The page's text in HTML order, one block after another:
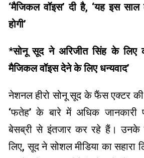
‘मैजिकल वॉइस’ दी है, ‘यह इस
होगी’
*सोनू सूद ने अरिजीत सिंह के लिए
मैजिकल वॉइस देने के लिए धन्यवाद’
नेशनल हीरो सोनू सूद के फैंस एक्टर
‘फतेह’ के बारे में अधिक जानकारी
बेसब्री से इंतजार कर रहे हैं। उनके
लिए, सूद ने सोशल मीडिया का